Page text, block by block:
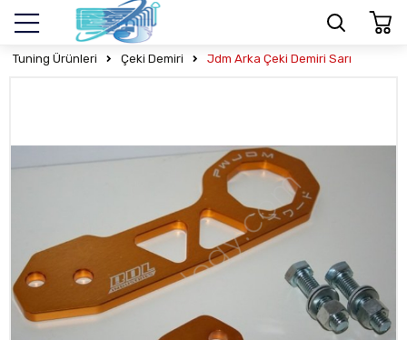
Tuning Ürünleri Çeki Demiri Jdm Arka Çeki Demiri Sarı